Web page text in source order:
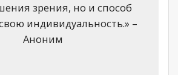
зрения, но и способ
индивидуальность.» –
Аноним